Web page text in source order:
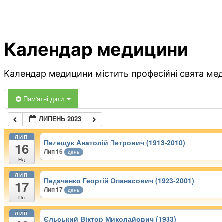
Календар медицини
Календар медицини містить професійні свята
Пам'ятні дати
ЛИПЕНЬ 2023
ЛИП
16
Нд
Пелещук Анатолій Петрович (1913-2010)
Лип 16 день
ЛИП
17
Пн
Педаченко Георгій Опанасович (1923-2001)
Лип 17 день
ЛИП
Єльський Віктор Миколайович (1933)